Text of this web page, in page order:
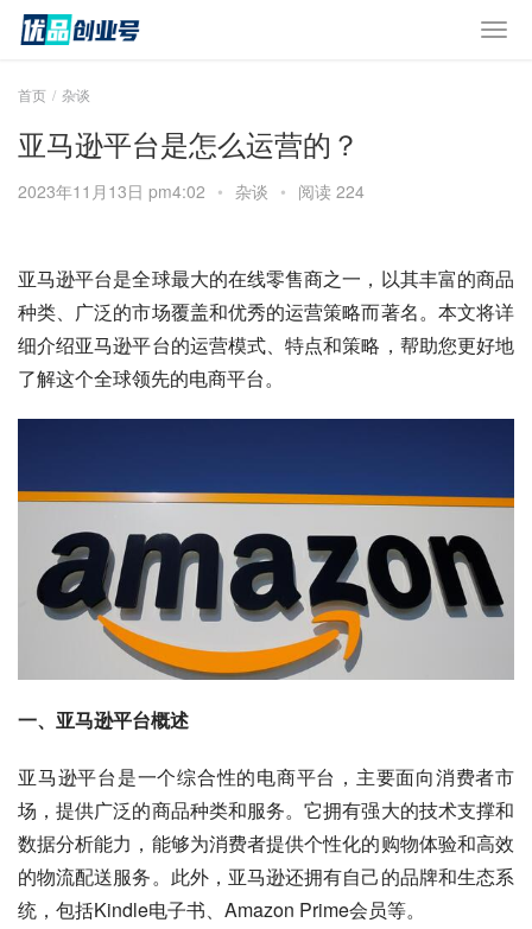
首页 杂谈
亚马逊平台是怎么运营的？
2023年11月13日 pm4:02 • 杂谈 • 阅读 224
亚马逊平台是全球最大的在线零售商之一，以其丰富的商品
种类、广泛的市场覆盖和优秀的运营策略而著名。本文将详
细介绍亚马逊平台的运营模式、特点和策略，帮助您更好地
了解这个全球领先的电商平台。
一、亚马逊平台概述
亚马逊平台是一个综合性的电商平台，主要面向消费者市
场，提供广泛的商品种类和服务。它拥有强大的技术支撑和
数据分析能力，能够为消费者提供个性化的购物体验和高效
的物流配送服务。此外，亚马逊还拥有自己的品牌和生态系
统，包括Kindle电子书、Amazon Prime会员等。